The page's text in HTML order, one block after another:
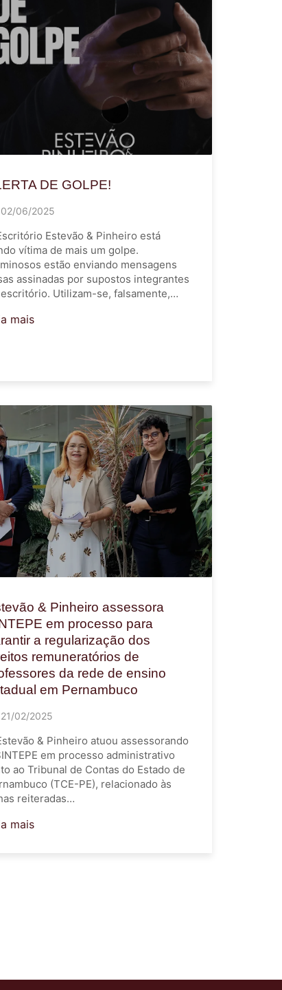
DE GOLPE!
02/06/2025
Estevão & Pinheiro está
vítima de mais um golpe.
estão enviando mensagens
assinadas por supostos integrantes
Utilizam-se, falsamente,…
mais
& Pinheiro assessora
em processo para
a regularização dos
remuneratórios de
da rede de ensino
em Pernambuco
21/02/2025
& Pinheiro atuou assessorando
em processo administrativo
ao Tribunal de Contas do Estado de
(TCE-PE), relacionado às
reiteradas…
mais